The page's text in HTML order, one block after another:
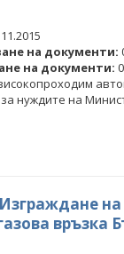
на документи:
на документи:
нуждите на
на
връзка